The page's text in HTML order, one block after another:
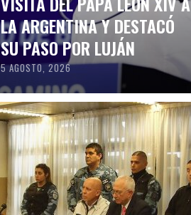
LA ARGENTINA Y DESTACÓ
SU PASO POR LUJÁN
5 AGOSTO, 2026